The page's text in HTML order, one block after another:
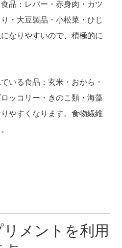
品：レバー・赤身肉・カツ
・大豆製品・小松菜・ひじ
なりやすいので、積極的に
いる食品：玄米・おから・
ッコリー・きのこ類・海藻
やすくなります。食物繊維
メントを利用